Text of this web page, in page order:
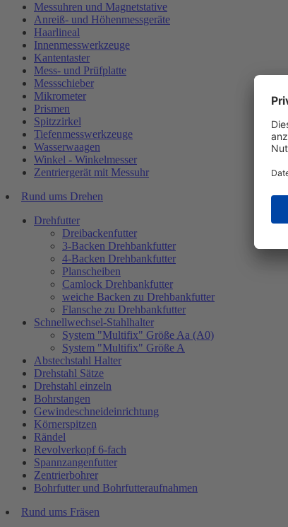
Messuhren und Magnetstative
Anreiß- und Höhenmessgeräte
Haarlineal
Innenmesswerkzeuge
Kantentaster
Mess- und Prüfplatte
Messschieber
Mikrometer
Prismen
Spitzzirkel
Tiefenmesswerkzeuge
Wasserwaagen
Winkel - Winkelmesser
Zentriergerät mit Messuhr
Rund ums Drehen
Drehfutter
Dreibackenfutter
3-Backen Drehbankfutter
4-Backen Drehbankfutter
Planscheiben
Camlock Drehbankfutter
weiche Backen zu Drehbankfutter
Flansche zu Drehbankfutter
Schnellwechsel-Stahlhalter
System "Multifix" Größe Aa (A0)
System "Multifix" Größe A
Abstechstahl Halter
Drehstahl Sätze
Drehstahl einzeln
Bohrstangen
Gewindeschneideinrichtung
Körnerspitzen
Rändel
Revolverkopf 6-fach
Spannzangenfutter
Zentrierbohrer
Bohrfutter und Bohrfutteraufnahmen
Rund ums Fräsen